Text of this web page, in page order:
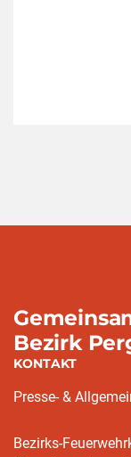
Bezirk
KONTAKT
Presse- &
Bezirks-